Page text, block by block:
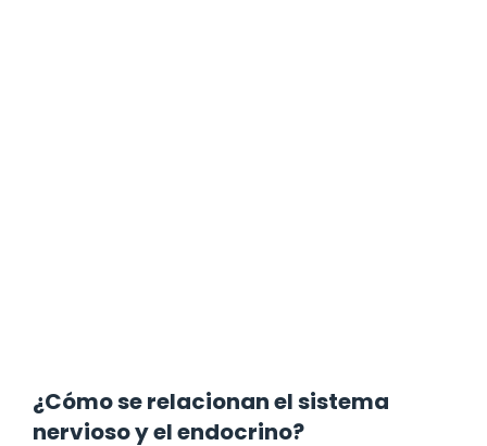
¿Cómo se relacionan el sistema
nervioso y el endocrino?